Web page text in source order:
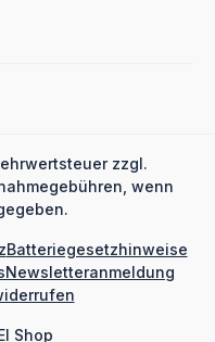
zzgl.
wenn
Shop
Batteriegesetzhinweise
Newsletteranmeldung